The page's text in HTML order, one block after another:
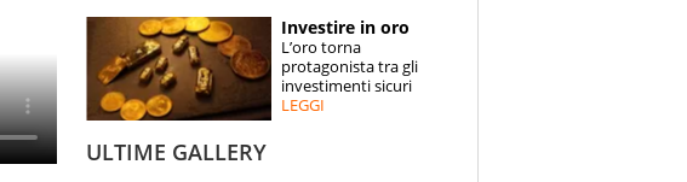
ESPERTI
CONTATTI
Investire in oro
L’oro torna
protagonista tra gli
investimenti sicuri
LEGGI
ULTIME GALLERY